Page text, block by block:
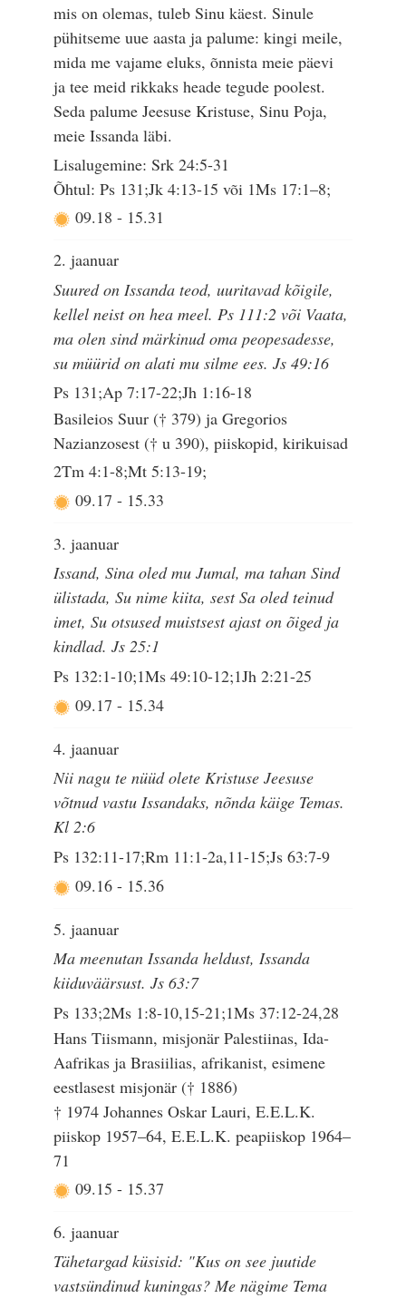
mis on olemas, tuleb Sinu käest. Sinule
pühitseme uue aasta ja palume: kingi meile,
mida me vajame eluks, õnnista meie päevi
ja tee meid rikkaks heade tegude poolest.
Seda palume Jeesuse Kristuse, Sinu Poja,
meie Issanda läbi.
Lisalugemine: Srk 24:5-31
Õhtul: Ps 131;Jk 4:13-15 või 1Ms 17:1–8;
09.18 - 15.31
2. jaanuar
Suured on Issanda teod, uuritavad kõigile,
kellel neist on hea meel. Ps 111:2 või Vaata,
ma olen sind märkinud oma peopesadesse,
su müürid on alati mu silme ees. Js 49:16
Ps 131;Ap 7:17-22;Jh 1:16-18
Basileios Suur († 379) ja Gregorios
Nazianzosest († u 390), piiskopid, kirikuisad
2Tm 4:1-8;Mt 5:13-19;
09.17 - 15.33
3. jaanuar
Issand, Sina oled mu Jumal, ma tahan Sind
ülistada, Su nime kiita, sest Sa oled teinud
imet, Su otsused muistsest ajast on õiged ja
kindlad. Js 25:1
Ps 132:1-10;1Ms 49:10-12;1Jh 2:21-25
09.17 - 15.34
4. jaanuar
Nii nagu te nüüd olete Kristuse Jeesuse
võtnud vastu Issandaks, nõnda käige Temas.
Kl 2:6
Ps 132:11-17;Rm 11:1-2a,11-15;Js 63:7-9
09.16 - 15.36
5. jaanuar
Ma meenutan Issanda heldust, Issanda
kiiduväärsust. Js 63:7
Ps 133;2Ms 1:8-10,15-21;1Ms 37:12-24,28
Hans Tiismann, misjonär Palestiinas, Ida-
Aafrikas ja Brasiilias, afrikanist, esimene
eestlasest misjonär († 1886)
† 1974 Johannes Oskar Lauri, E.E.L.K.
piiskop 1957–64, E.E.L.K. peapiiskop 1964–
71
09.15 - 15.37
6. jaanuar
Tähetargad küsisid: "Kus on see juutide
vastsündinud kuningas? Me nägime Tema